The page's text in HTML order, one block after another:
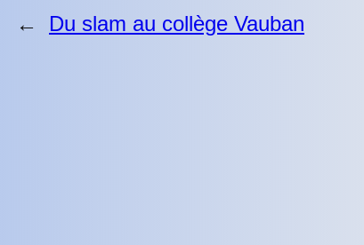
← Du slam au collège Vauban